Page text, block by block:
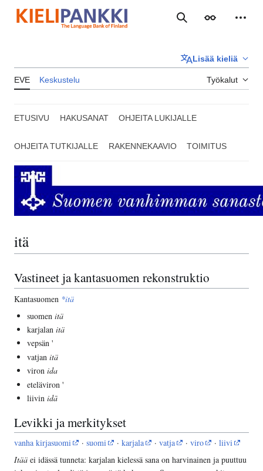
sisältöön
Haku Ulkoasu
Lisää kieliä
EVE Keskustelu Työkalut
ETUSIVU HAKUSANAT OHJEITA LUKIJALLE
OHJEITA TUTKIJALLE RAKENNEKAAVIO TOIMITUS
itä
Vastineet ja kantasuomen rekonstruktio
Kantasuomen *itä
suomenitä
karjalanitä
vepsän '
vatjanitä
vironida
eteläviron '
liivinidā
Levikki ja merkitykset
vanha kirjasuomi · suomi · karjala · vatja · viro · liivi
Itää ei idässä tunneta: karjalan kielessä sana on harvinainen ja puuttuu